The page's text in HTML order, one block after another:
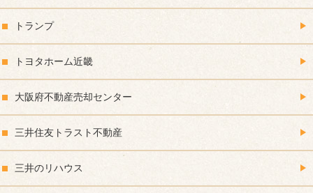
トランプ
トヨタホーム近畿
大阪府不動産売却センター
三井住友トラスト不動産
三井のリハウス